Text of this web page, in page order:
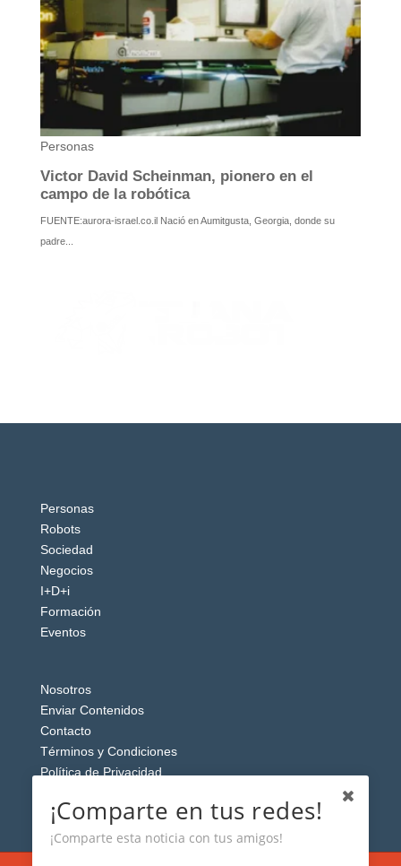
Personas
Robots
Sociedad
Negocios
I+D+i
Formación
Eventos
Nosotros
Enviar Contenidos
Contacto
Términos y Condiciones
Política de Privacidad
¡Comparte en tus redes!
¡Comparte esta noticia con tus amigos!